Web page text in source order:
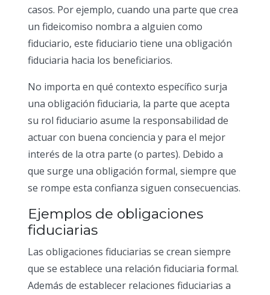
casos. Por ejemplo, cuando una parte que crea
un fideicomiso nombra a alguien como
fiduciario, este fiduciario tiene una obligación
fiduciaria hacia los beneficiarios.
No importa en qué contexto específico surja
una obligación fiduciaria, la parte que acepta
su rol fiduciario asume la responsabilidad de
actuar con buena conciencia y para el mejor
interés de la otra parte (o partes). Debido a
que surge una obligación formal, siempre que
se rompe esta confianza siguen consecuencias.
Ejemplos de obligaciones
fiduciarias
Las obligaciones fiduciarias se crean siempre
que se establece una relación fiduciaria formal.
Además de establecer relaciones fiduciarias a